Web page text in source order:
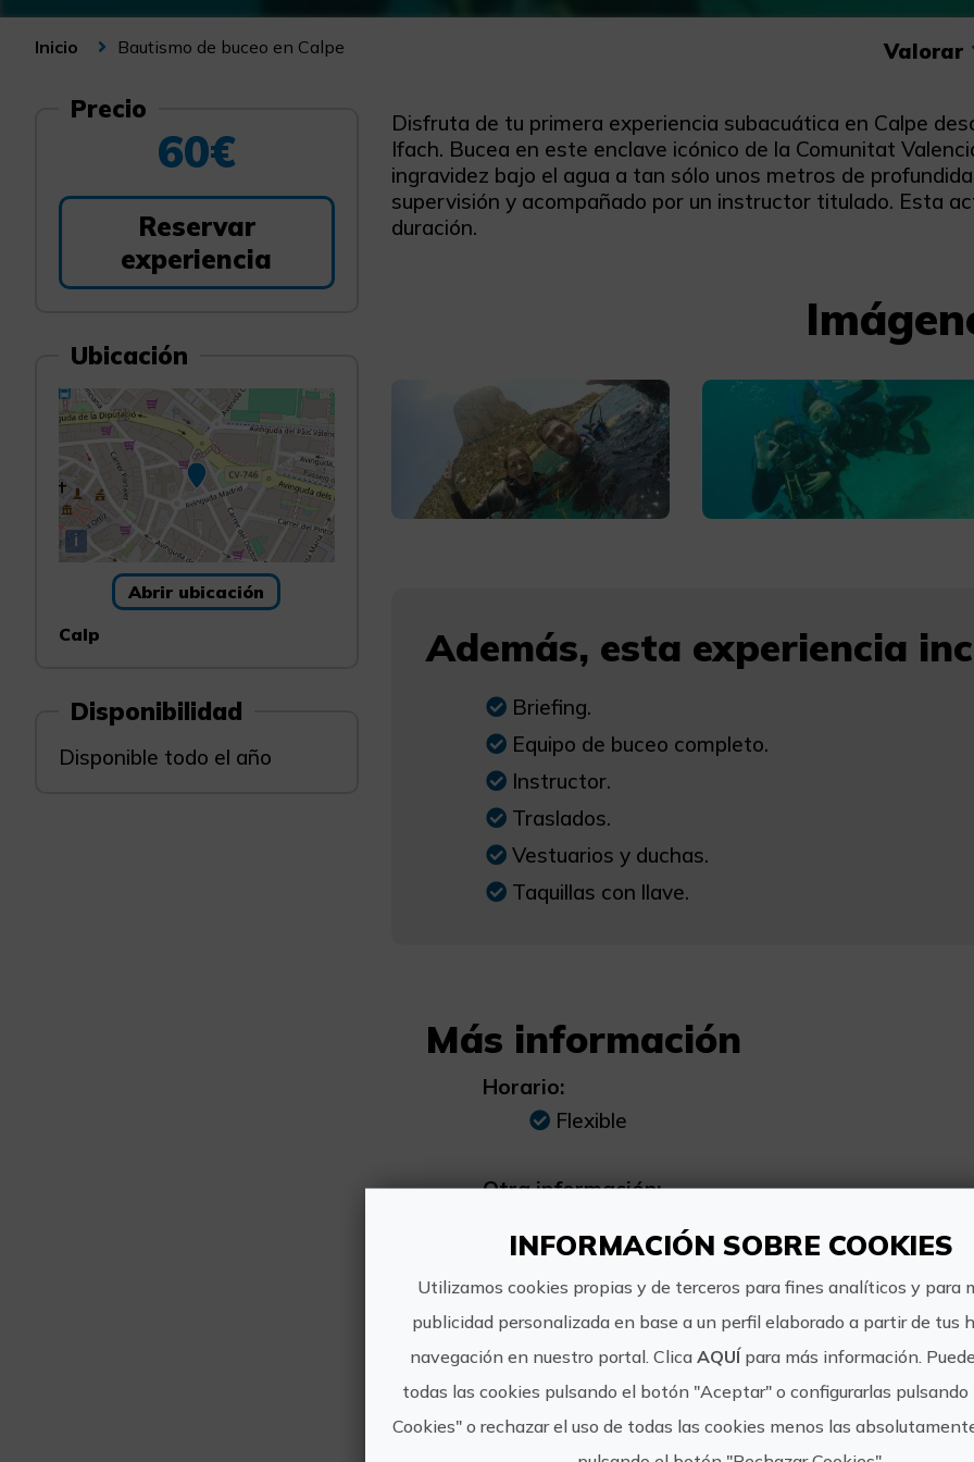
Valorar
Inicio Bautismo de buceo en Calpe
Precio
60€
Reservar
experiencia
Ubicación
i
Abrir ubicación
Calp
Disponibilidad
Disponible todo el año
Disfruta de tu primera experiencia subacuática en Calpe
Ifach. Bucea en este enclave icónico de la Comunitat
ingravidez bajo el agua a tan sólo unos metros de
supervisión y acompañado por un instructor titulado. Esta
duración.
Además, esta experiencia
Briefing.
Equipo de buceo completo.
Instructor.
Traslados.
Vestuarios y duchas.
Taquillas con llave.
Más información
Horario:
Flexible
Otra información:
Centro PADI 5* situado en las
Dive & Dive
https://
INFORMACIÓN SOBRE COOKIES
Utilizamos cookies propias y de terceros para fines analíticos y para
publicidad personalizada en base a un perfil elaborado a partir de tus
navegación en nuestro portal. Clica AQUÍpara más información.
todas las cookies pulsando el botón "Aceptar" o configurarlas pulsando
Cookies" o rechazar el uso de todas las cookies menos las